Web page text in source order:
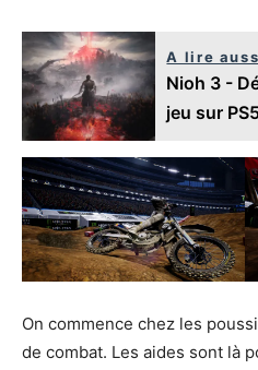
A lire
Nioh 3 -
jeu sur
On commence chez les
de combat. Les aides sont là